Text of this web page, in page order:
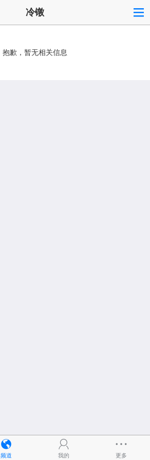
冷镦
抱歉，暂无相关信息
频道 我的 更多